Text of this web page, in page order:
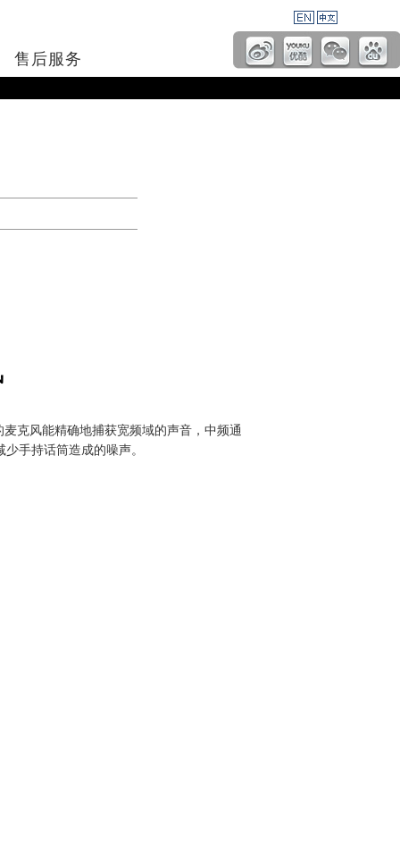
售后服务
克风能精确地捕获宽频域的声音，中频通
手持话筒造成的噪声。